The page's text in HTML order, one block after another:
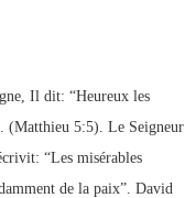
Il dit: “Heureux les
(Matthieu 5:5). Le Seigneur
“Les misérables
de la paix”. David